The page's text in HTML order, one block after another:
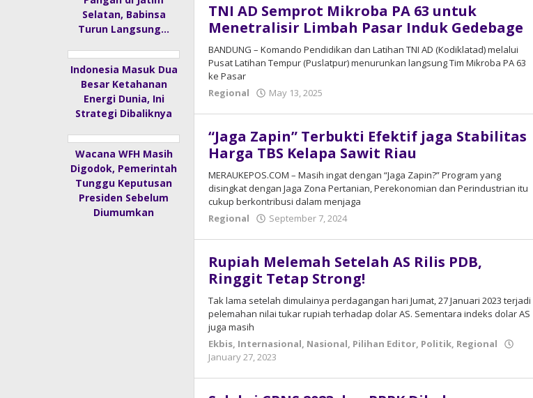
Selatan, Babinsa
Turun Langsung…
Indonesia Masuk Dua
Besar Ketahanan
Energi Dunia, Ini
Strategi Dibaliknya
Wacana WFH Masih
Digodok, Pemerintah
Tunggu Keputusan
Presiden Sebelum
Diumumkan
TNI AD Semprot Mikroba PA 63 untuk
Menetralisir Limbah Pasar Induk Gedebage
BANDUNG – Komando Pendidikan dan Latihan TNI AD (Kodiklatad) melalui
Pusat Latihan Tempur (Puslatpur) menurunkan langsung Tim Mikroba PA 63
ke Pasar
Regional
May 13, 2025
“Jaga Zapin” Terbukti Efektif jaga Stabilitas
Harga TBS Kelapa Sawit Riau
MERAUKEPOS.COM – Masih ingat dengan “Jaga Zapin?” Program yang
disingkat dengan Jaga Zona Pertanian, Perekonomian dan Perindustrian itu
cukup berkontribusi dalam menjaga
Regional
September 7, 2024
Rupiah Melemah Setelah AS Rilis PDB,
Ringgit Tetap Strong!
Tak lama setelah dimulainya perdagangan hari Jumat, 27 Januari 2023 terjadi
pelemahan nilai tukar rupiah terhadap dolar AS. Sementara indeks dolar AS
juga masih
Ekbis, Internasional, Nasional, Pilihan Editor, Politik, Regional
January 27, 2023